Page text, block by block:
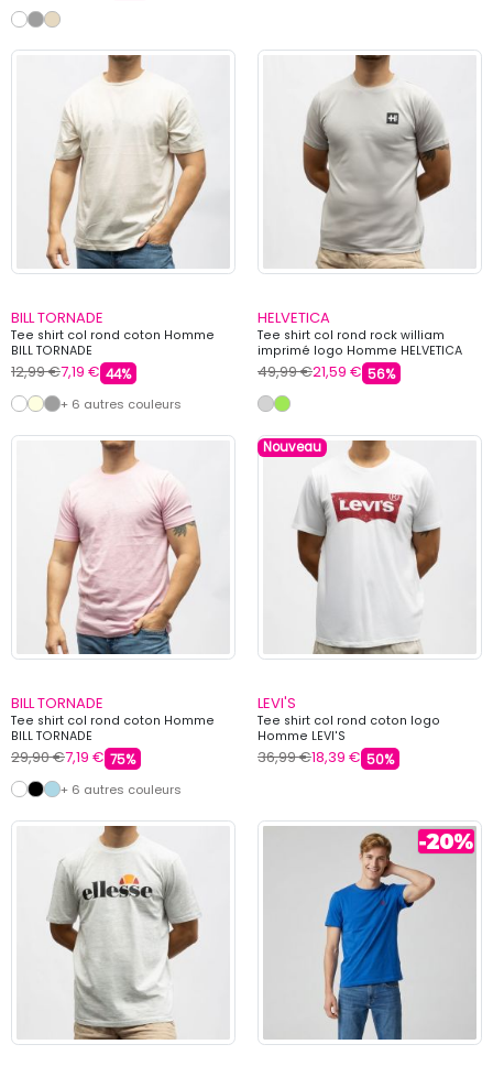
BILL TORNADE
Tee shirt col rond coton Homme
BILL TORNADE
12,99 €7,19 € 44%
+ 6 autres couleurs
HELVETICA
Tee shirt col rond rock william
imprimé logo Homme HELVETICA
49,99 €21,59 € 56%
BILL TORNADE
Tee shirt col rond coton Homme
BILL TORNADE
29,90 €7,19 € 75%
+ 6 autres couleurs
Nouveau
LEVI'S
Tee shirt col rond coton logo
Homme LEVI'S
36,99 €18,39 € 50%